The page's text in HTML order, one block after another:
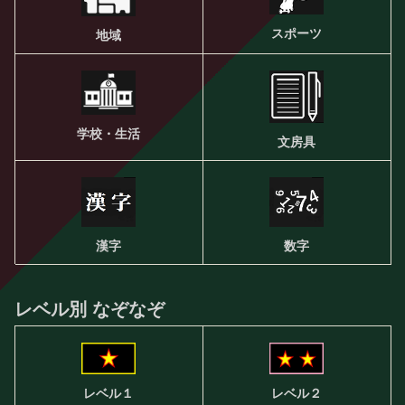
地域 スポーツ
学校・生活
文房具
漢字 数字
レベル別 なぞなぞ
レベル１ レベル２